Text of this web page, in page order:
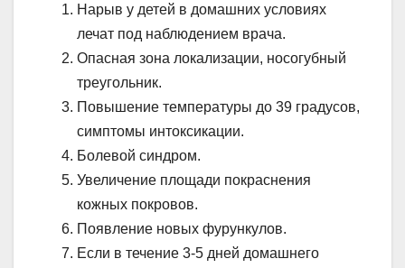
Нарыв у детей в домашних условиях
лечат под наблюдением врача.
Опасная зона локализации, носогубный
треугольник.
Повышение температуры до 39 градусов,
симптомы интоксикации.
Болевой синдром.
Увеличение площади покраснения
кожных покровов.
Появление новых фурункулов.
Если в течение 3-5 дней домашнего